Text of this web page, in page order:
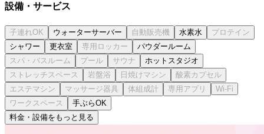
設備・サービス
ウォーターサーバー
水素水
シャワー
更衣室
パウダールーム
ホットスタジオ
手ぶらOK
料金・設備をもっと見る